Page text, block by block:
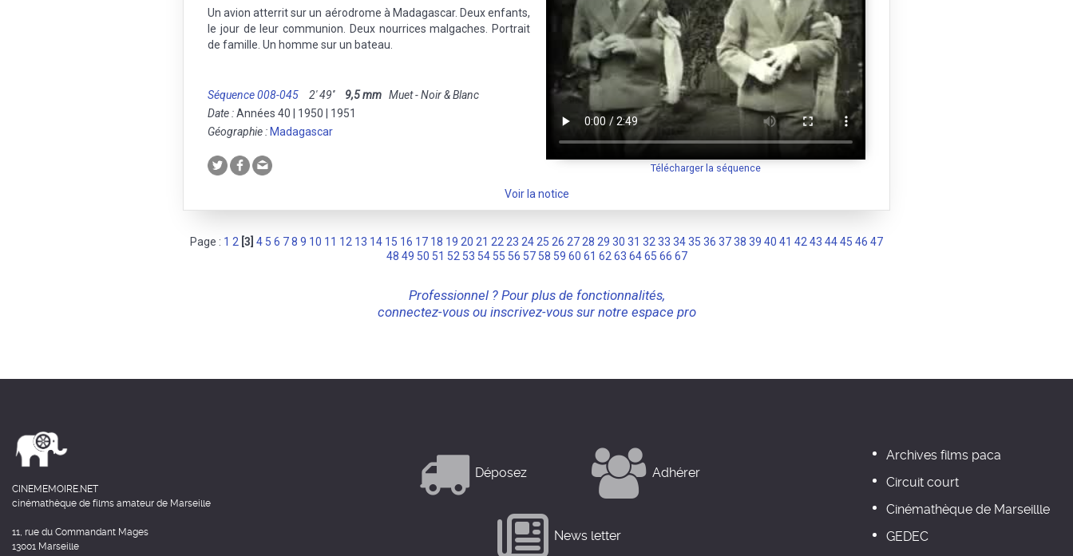
Télécharger la séquence
Un avion atterrit sur un aérodrome à Madagascar. Deux enfants,
le jour de leur communion. Deux nourrices malgaches. Portrait
de famille. Un homme sur un bateau.
Séquence 008-045 2' 49'' 9,5 mm Muet - Noir & Blanc
Date :Années 40 | 1950 | 1951
Géographie : Madagascar
Voir la notice
Page : 1 2 [3] 4 5 6 78 9 10 11 12 13 14 15 16 17 18 19 20 21 22 23 24 25 26 27 28 29 30 31 32 33 3435 36 3738 39 40 41 42 43 4445 46 47
48 49 50 51 52 53 54 55 56 57 58 59 60 61 62 63 64 65 66 67
Professionnel ? Pour plus de fonctionnalités,
connectez-vous ou inscrivez-vous sur notre espace pro
CINEMEMOIRE.NET
cinémathèque de films amateur de Marseille
11, rue du Commandant Mages
13001 Marseille
Déposez Adhérer
News letter
Archives films paca
Circuit court
Cinémathèque de Marseillle
GEDEC